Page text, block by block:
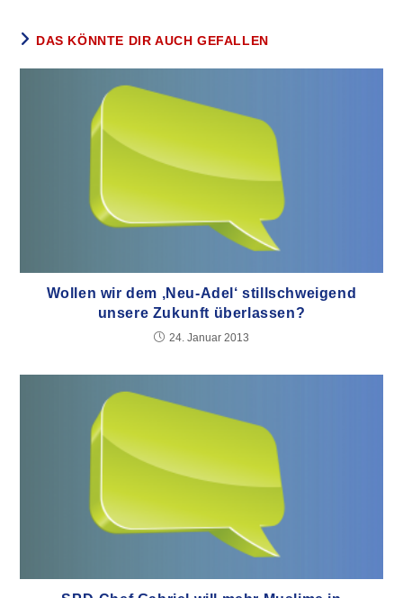
DAS KÖNNTE DIR AUCH GEFALLEN
Wollen wir dem ‚Neu-Adel‘ stillschweigend
unsere Zukunft überlassen?
24. Januar 2013